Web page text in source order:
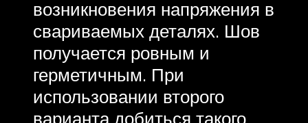
возникновения напряжения в
свариваемых деталях. Шов
получается ровным и
герметичным. При
использовании второго
варианта добиться такого